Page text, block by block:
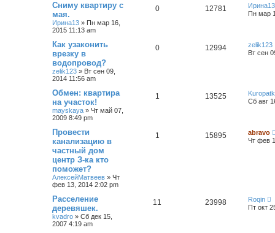
Сниму квартиру с
мая.
Ирина13 » Пн мар 16,
2015 11:13 am
0 12781
Ирина13
Пн мар
Как узаконить
врезку в
водопровод?
zelik123 » Вт сен 09,
2014 11:56 am
0 12994
zelik123
Вт сен
Обмен: квартира
на участок!
mayskaya » Чт май 07,
2009 8:49 pm
1 13525
Сб авг
Провести
канализацию в
частный дом
центр З-ка кто
поможет?
АлексейМатвеев » Чт
фев 13, 2014 2:02 pm
1 15895
abravo
Чт фев
Расселение
деревяшек.
kvadro » Сб дек 15,
2007 4:19 am
11 23998
Roqin
Пт окт